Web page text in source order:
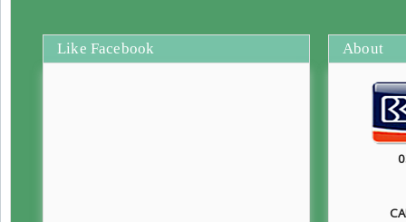
Like Facebook About